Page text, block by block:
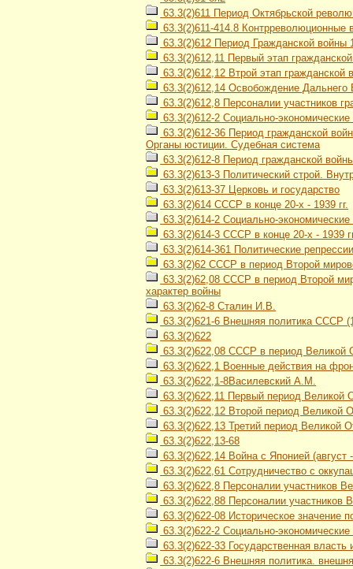
63.3(2)611 Период Октябрьской
63.3(2)611-414.8 Контрреволюционные
63.3(2)612 Период Гражданской войны
63.3(2)612,11 Первый этап
63.3(2)612,12 Втрой этап гражданской
63.3(2)612,14 Освобождение Дальнего
63.3(2)612,8 Персоналии участников
63.3(2)612-2 Социально-
63.3(2)612-36 Период гражданской
Органы юстиции. Судебная система
63.3(2)612-8 Период гражданской
63.3(2)613-3 Политический строй.
63.3(2)613-37 Церковь и государство
63.3(2)614 СССР в конце 20-х - 1939 гг.
63.3(2)614-2 Социально-
63.3(2)614-3 СССР в конце 20-х - 1939
63.3(2)614-361 Политические
63.3(2)62 СССР в период Второй
63.3(2)62,08 СССР в период Второй
характер войны
63.3(2)62-8 Сталин И.В.
63.3(2)621-6 Внешняя политика СССР
63.3(2)622
63.3(2)622,08 СССР в период Великой
63.3(2)622,1 Военные действия на
63.3(2)622,1-8Василевский А.М.
63.3(2)622,11 Первый период Великой
63.3(2)622,12 Второй период Великой
63.3(2)622,13 Третий период Великой
63.3(2)622,13-68
63.3(2)622,14 Война с Японией (август
63.3(2)622,61 Сотрудничество с
63.3(2)622,8 Персоналии участников
63.3(2)622,88 Персоналии участников
63.3(2)622-08 Историческое значение
63.3(2)622-2 Социально-
63.3(2)622-33 Государственная
63.3(2)622-6 Внешняя политика.